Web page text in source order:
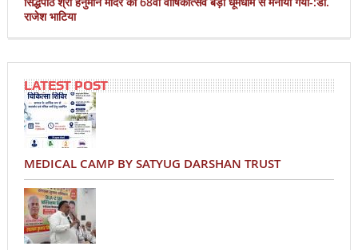
राजेश भाटिया
LATEST POST
MEDICAL CAMP BY SATYUG DARSHAN TRUST